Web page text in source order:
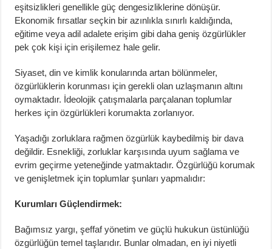
eşitsizlikleri genellikle güç dengesizliklerine dönüşür.
Ekonomik fırsatlar seçkin bir azınlıkla sınırlı kaldığında,
eğitime veya adil adalete erişim gibi daha geniş özgürlükler
pek çok kişi için erişilemez hale gelir.
Siyaset, din ve kimlik konularında artan bölünmeler,
özgürlüklerin korunması için gerekli olan uzlaşmanın altını
oymaktadır. İdeolojik çatışmalarla parçalanan toplumlar
herkes için özgürlükleri korumakta zorlanıyor.
Yaşadığı zorluklara rağmen özgürlük kaybedilmiş bir dava
değildir. Esnekliği, zorluklar karşısında uyum sağlama ve
evrim geçirme yeteneğinde yatmaktadır. Özgürlüğü korumak
ve genişletmek için toplumlar şunları yapmalıdır:
Kurumları Güçlendirmek:
Bağımsız yargı, şeffaf yönetim ve güçlü hukukun üstünlüğü
özgürlüğün temel taşlarıdır. Bunlar olmadan, en iyi niyetli